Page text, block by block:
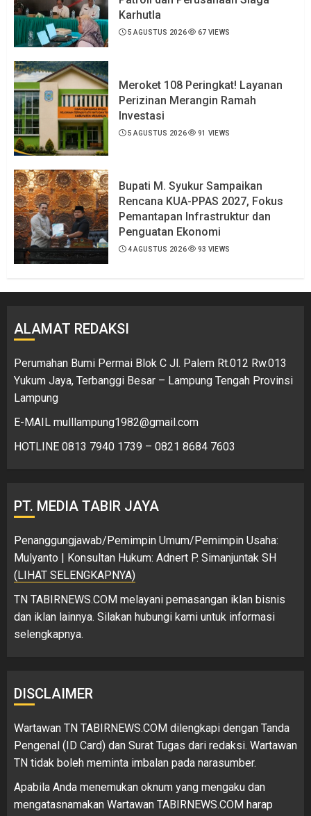
Karhutla
5 AGUSTUS 2026 67 VIEWS
Meroket 108 Peringkat! Layanan
Perizinan Merangin Ramah
Investasi
5 AGUSTUS 2026 91 VIEWS
Bupati M. Syukur Sampaikan
Rencana KUA-PPAS 2027, Fokus
Pemantapan Infrastruktur dan
Penguatan Ekonomi
4 AGUSTUS 2026 93 VIEWS
ALAMAT REDAKSI
Perumahan Bumi Permai Blok C Jl. Palem Rt.012 Rw.013
Yukum Jaya, Terbanggi Besar – Lampung Tengah Provinsi
Lampung
E-MAIL mulllampung1982@gmail.com
HOTLINE 0813 7940 1739 – 0821 8684 7603
PT. MEDIA TABIR JAYA
Penanggungjawab/Pemimpin Umum/Pemimpin Usaha:
Mulyanto | Konsultan Hukum: Adnert P. Simanjuntak SH
(LIHAT SELENGKAPNYA)
TN TABIRNEWS.COM melayani pemasangan iklan bisnis
dan iklan lainnya. Silakan hubungi kami untuk informasi
selengkapnya.
DISCLAIMER
Wartawan TN TABIRNEWS.COM dilengkapi dengan Tanda
Pengenal (ID Card) dan Surat Tugas dari redaksi. Wartawan
TN tidak boleh meminta imbalan pada narasumber.
Apabila Anda menemukan oknum yang mengaku dan
mengatasnamakan Wartawan TABIRNEWS.COM harap